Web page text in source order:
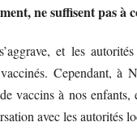
ne suffisent pas à
et les
Cependant,
vaccins à nos
avec les autorités